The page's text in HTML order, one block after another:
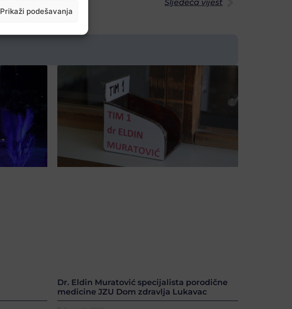
Prikaži podešavanja
Sljedeća vijest
Dr. Eldin Muratović specijalista porodične
medicine JZU Dom zdravlja Lukavac